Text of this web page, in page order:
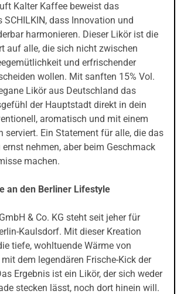
Kalter Kaffee beweist das
dass Innovation und
harmonieren. Dieser Likör ist die
auf alle, die sich nicht zwischen
und erfrischender
wollen. Mit sanften 15% Vol.
Likör aus Deutschland das
der Hauptstadt direkt in dein
aromatisch und mit einem
serviert. Ein Statement für alle, die das
nehmen, aber beim Geschmack
machen.
an den Berliner Lifestyle
& Co. KG steht seit jeher für
Kaulsdorf. Mit dieser Kreation
tiefe, wohltuende Wärme von
dem legendären Frische-Kick der
Ergebnis ist ein Likör, der sich weder
stecken lässt, noch dort hinein will.